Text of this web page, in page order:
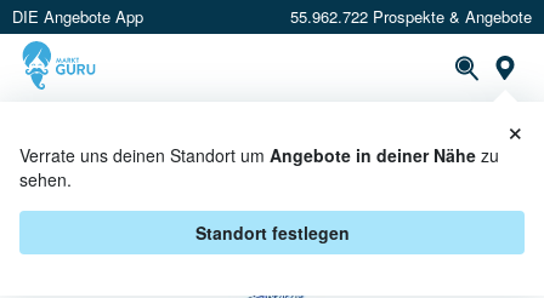
DIE Angebote App 55.962.722 Prospekte & Angebote
Verrate uns deinen Standort um Angebote in deiner Nähe zu
sehen.
Standort festlegen
×
AQUA RÖMER BEI E CENTER -
ANGEBOTE & AKTIONEN